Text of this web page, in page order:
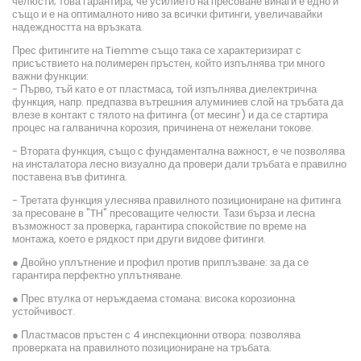
също и е на оптималното ниво за всички фитинги, увеличавайки
надеждността на връзката.
Прес фитингите на Tiemme също така се характеризират с
присъствието на полимерен пръстен, който изпълнява три много
важни функции:
- Първо, тъй като е от пластмаса, той изпълнява диелектрична
функция, напр. предпазва вътрешния алуминиев слой на тръбата да
влезе в контакт с тялото на фитинга (от месинг) и да се стартира
процес на галванична корозия, причинена от нежелани токове.
- Втората функция, също с фундаментална важност, е че позволява
на инсталатора лесно визуално да провери дали тръбата е правилно
поставена във фитинга.
- Третата функция улеснява правилното позициониране на фитинга
за пресоване в "TH" пресоващите челюсти. Тази бърза и лесна
възможност за проверка, гарантира спокойствие по време на
монтажа, което е рядкост при други видове фитинги.
● Двойно уплътнение и профил против приплъзване: за да се
гарантира перфектно уплътняване.
● Прес втулка от неръждаема стомана: висока корозионна
устойчивост.
● Пластмасов пръстен с 4 инспекционни отвора: позволява
проверката на правилното позициониране на тръбата.